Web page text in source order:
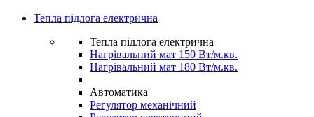
Тепла підлога електрична
Тепла підлога електрична
Нагрівальний мат 150 Вт/м.кв.
Нагрівальний мат 180 Вт/м.кв.
Автоматика
Регулятор механічний